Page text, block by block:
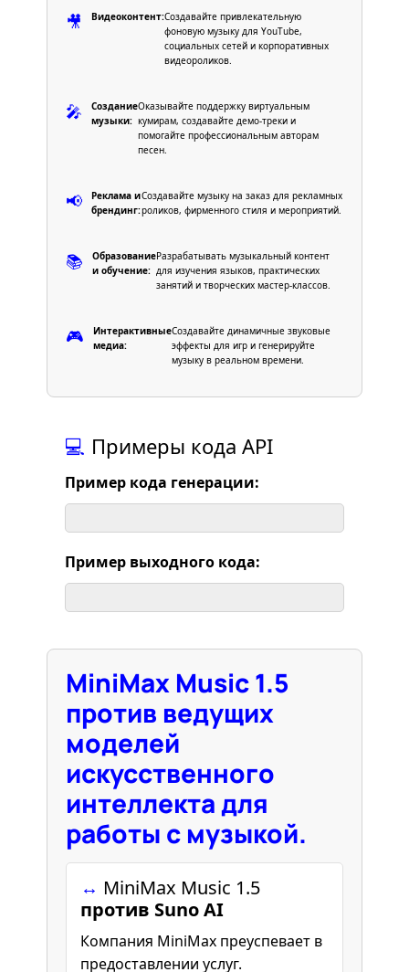
🎥 Видеоконтент:Создавайте привлекательную
фоновую музыку для YouTube,
социальных сетей и корпоративных
видеороликов.
🎤
Создание
музыки:
Оказывайте поддержку виртуальным
кумирам, создавайте демо-треки и
помогайте профессиональным авторам
песен.
📢
Реклама и
брендинг:
Создавайте музыку на заказ для рекламных
роликов, фирменного стиля и мероприятий.
📚
Образование
и обучение:
Разрабатывать музыкальный контент
для изучения языков, практических
занятий и творческих мастер-классов.
🎮
Интерактивные
медиа:
Создавайте динамичные звуковые
эффекты для игр и генерируйте
музыку в реальном времени.
💻 Примеры кода API
Пример кода генерации:
Пример выходного кода:
MiniMax Music 1.5
против ведущих
моделей
искусственного
интеллекта для
работы с музыкой.
↔️ MiniMax Music 1.5
против Suno AI
Компания MiniMax преуспевает в
предоставлении услуг.